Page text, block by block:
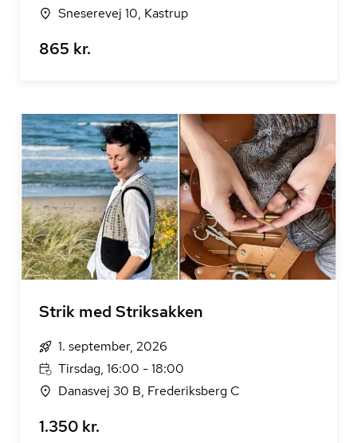
Sneserevej 10, Kastrup
865 kr.
Strik med Striksakken
1. september, 2026
Tirsdag, 16:00 - 18:00
Danasvej 30 B, Frederiksberg C
1.350 kr.